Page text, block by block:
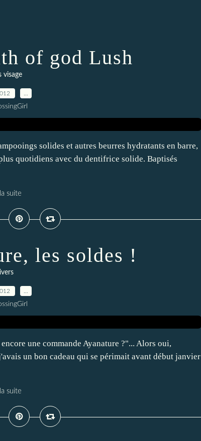
of god Lush
visage
solides et autres beurres hydratants en barre,
quotidiens avec du dentifrice solide. Baptisés
suite
les soldes !
une commande Ayanature ?"... Alors oui,
un bon cadeau qui se périmait avant début janvier
suite